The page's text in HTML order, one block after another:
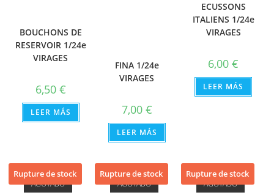
BOUCHONS DE
RESERVOIR 1/24e
VIRAGES
6,50 €
LEER MÁS
FINA 1/24e
VIRAGES
7,00 €
LEER MÁS
ECUSSONS
ITALIENS 1/24e
VIRAGES
6,00€
LEER MÁS
Rupture de stock
AGOTADO
Rupture de stock
AGOTADO
Rupture de stock
AGOTADO